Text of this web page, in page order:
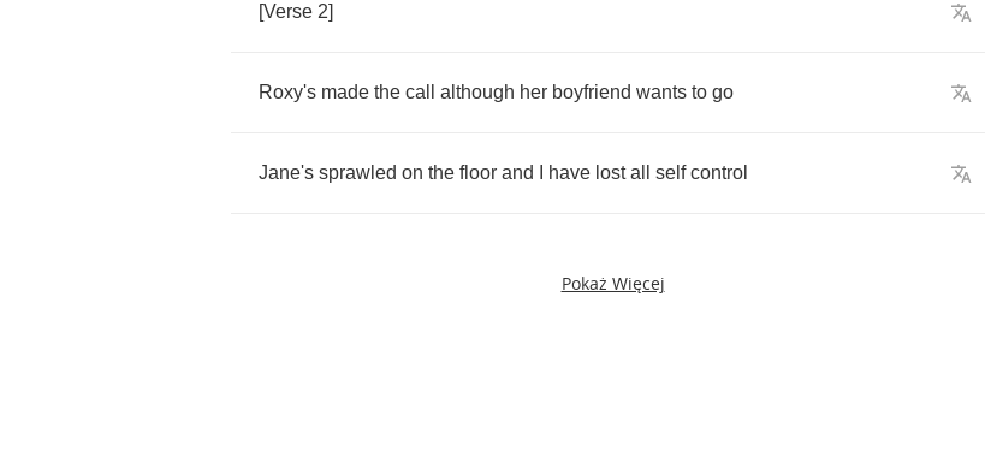
[Verse 2]
Roxy's made the call although her boyfriend wants to go
Jane's sprawled on the floor and have lost all self control
Pokaż Więcej